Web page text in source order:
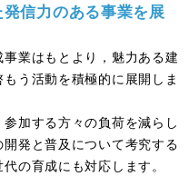
信力のある事業を展
業はもとより，魅力ある建
う活動を積極的に展開しま
加する方々の負荷を減らし
発と普及について考究する
の育成にも対応します。